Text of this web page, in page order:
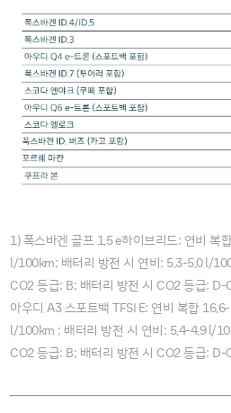
1) 폭스바겐 골프 1.5 e하이브리드: 연비 복
l/100km; 배터리 방전 시 연비: 5.3-5.0 l/
CO2등급: B; 배터리 방전 시 CO2등급: D-
아우디A3스포트백TFSI E: 연비 복합 16.6-
l/100km ; 배터리 방전 시 연비: 5.4-4.9 l/
CO2등급: B; 배터리 방전 시 CO2등급: D-